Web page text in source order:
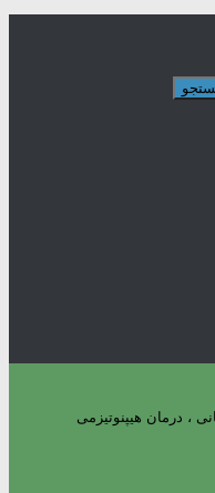
، درمان هیپنوتیزمی